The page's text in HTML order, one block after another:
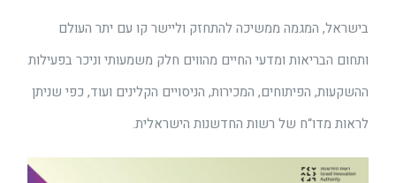
בישראל, המגמה ממשיכה להתחזק וליישר קו עם יתר העולם
ותחום הבריאות ומדעי החיים מהווים חלק משמעותי וניכר בפעילות
ההשקעות, הפיתוחים, המכירות, הניסויים הקלינים ועוד, כפי שניתן
לראות מדו“ח של רשות החדשנות הישראלית.